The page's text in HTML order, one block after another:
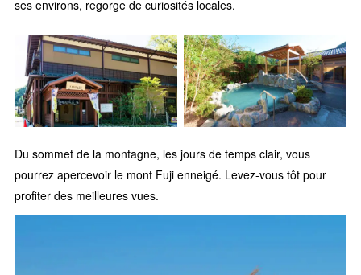
ses environs, regorge de curiosités locales.
Du sommet de la montagne, les jours de temps clair, vous
pourrez apercevoir le mont Fuji enneigé. Levez-vous tôt pour
profiter des meilleures vues.